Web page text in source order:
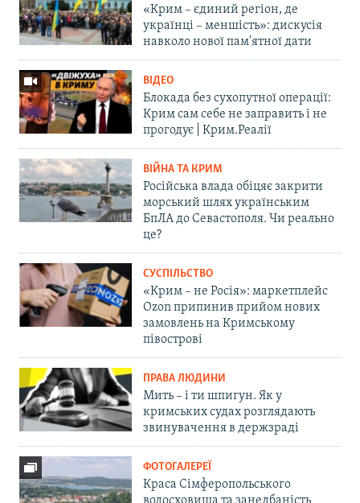
«Крим – єдиний регіон, де
українці – меншість»: дискусія
навколо нової пам'ятної дати
ВІДЕО
Блокада без сухопутної операції:
Крим сам себе не заправить і не
прогодує | Крим.Реалії
ВІЙНА ТА КРИМ
Російська влада обіцяє закрити
морський шлях українським
БпЛА до Севастополя. Чи реально
це?
СУСПІЛЬСТВО
«Крим – не Росія»: маркетплейс
Ozon припинив прийом нових
замовлень на Кримському
півострові
ПРАВА ЛЮДИНИ
Мить – і ти шпигун. Як у
кримських судах розглядають
звинувачення в держзраді
ФОТОГАЛЕРЕЇ
Краса Сімферопольського